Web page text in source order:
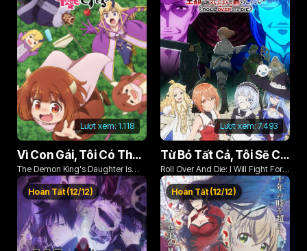
Lượt xem: 1.118
Vì Con Gái, Tôi Có Thể Đánh Bại Cả Ma Vương
The Demon King's Daughter Is
Too Kind!!
Lượt xem: 7.493
Từ Bỏ Tất Cả, Tôi Sẽ Chiến Đấu Cho Một Cuộc Sống Bình Thường Với Tình Yêu Của Đời Mình Và Chiếc Thanh Kiếm Bị Nguyền Rủa!
Roll Over And Die: I Will Fight For
An Ordinary Life With My Love And
Cursed Sword!
Hoàn Tất (12/12) Hoàn Tất (12/12)